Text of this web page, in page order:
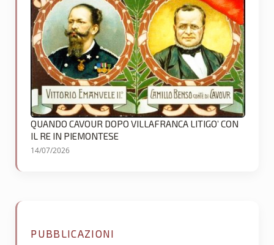
QUANDO CAVOUR DOPO VILLAFRANCA LITIGO’ CON
IL RE IN PIEMONTESE
14/07/2026
PUBBLICAZIONI